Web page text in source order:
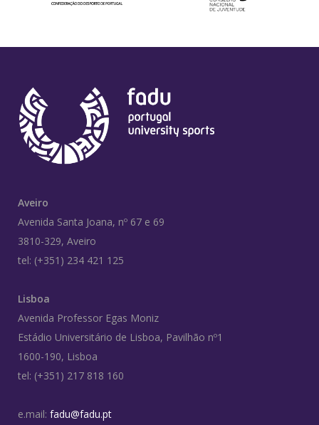
Aveiro
Avenida Santa Joana, nº 67 e 69
3810-329, Aveiro
tel: (+351) 234 421 125
Lisboa
Avenida Professor Egas Moniz
Estádio Universitário de Lisboa, Pavilhão nº1
1600-190, Lisboa
tel: (+351) 217 818 160
e.mail: fadu@fadu.pt